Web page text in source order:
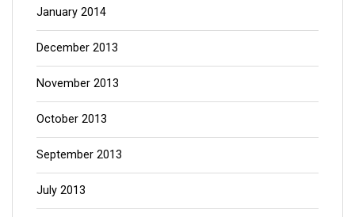
January 2014
December 2013
November 2013
October 2013
September 2013
July 2013